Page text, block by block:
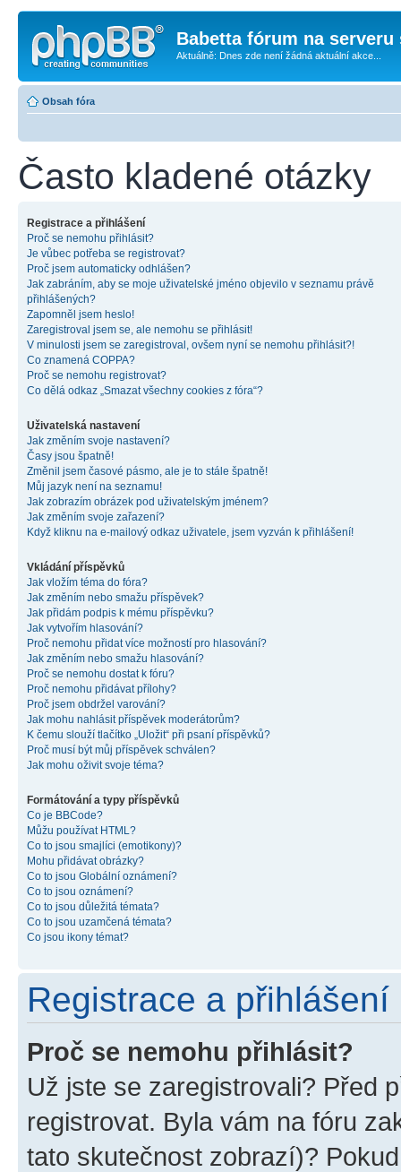
Babetta fórum na serveru
Aktuálně: Dnes zde není žádná aktuální akce...
Obsah fóra
Často kladené otázky
Registrace a přihlášení
Proč se nemohu přihlásit?
Je vůbec potřeba se registrovat?
Proč jsem automaticky odhlášen?
Jak zabráním, aby se moje uživatelské jméno objevilo v seznamu právě
přihlášených?
Zapomněl jsem heslo!
Zaregistroval jsem se, ale nemohu se přihlásit!
V minulosti jsem se zaregistroval, ovšem nyní se nemohu přihlásit?!
Co znamená COPPA?
Proč se nemohu registrovat?
Co dělá odkaz „Smazat všechny cookies z fóra“?
Uživatelská nastavení
Jak změním svoje nastavení?
Časy jsou špatně!
Změnil jsem časové pásmo, ale je to stále špatně!
Můj jazyk není na seznamu!
Jak zobrazím obrázek pod uživatelským jménem?
Jak změním svoje zařazení?
Když kliknu na e-mailový odkaz uživatele, jsem vyzván k přihlášení!
Vkládání příspěvků
Jak vložím téma do fóra?
Jak změním nebo smažu příspěvek?
Jak přidám podpis k mému příspěvku?
Jak vytvořím hlasování?
Proč nemohu přidat více možností pro hlasování?
Jak změním nebo smažu hlasování?
Proč se nemohu dostat k fóru?
Proč nemohu přidávat přílohy?
Proč jsem obdržel varování?
Jak mohu nahlásit příspěvek moderátorům?
K čemu slouží tlačítko „Uložit“ při psaní příspěvků?
Proč musí být můj příspěvek schválen?
Jak mohu oživit svoje téma?
Formátování a typy příspěvků
Co je BBCode?
Můžu používat HTML?
Co to jsou smajlíci (emotikony)?
Mohu přidávat obrázky?
Co to jsou Globální oznámení?
Co to jsou oznámení?
Co to jsou důležitá témata?
Co to jsou uzamčená témata?
Co jsou ikony témat?
Registrace a přihlášení
Proč se nemohu přihlásit?
Už jste se zaregistrovali? Před
registrovat. Byla vám na fóru
tato skutečnost zobrazí)?